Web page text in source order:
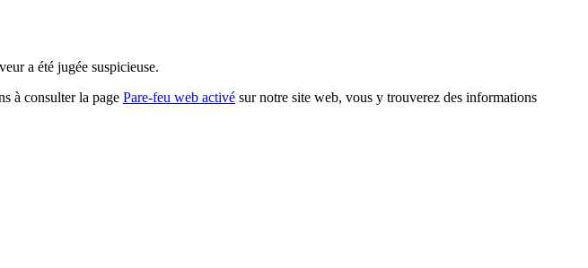
a été jugée suspicieuse.
à consulter la page Pare-feu web activé sur notre site web, vous y trouverez des informations